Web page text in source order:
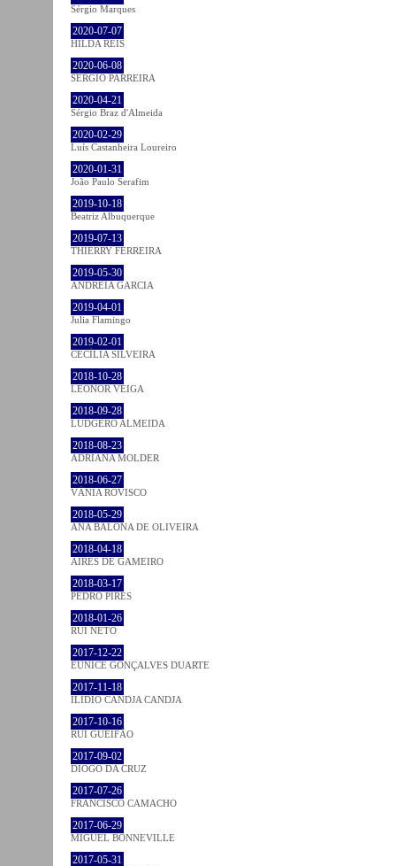
Sérgio Marques
2020-07-07
HILDA REIS
2020-06-08
SÉRGIO PARREIRA
2020-04-21
Sérgio Braz d'Almeida
2020-02-29
Luís Castanheira Loureiro
2020-01-31
João Paulo Serafim
2019-10-18
Beatriz Albuquerque
2019-07-13
THIERRY FERREIRA
2019-05-30
ANDREIA GARCIA
2019-04-01
Julia Flamingo
2019-02-01
CECÍLIA SILVEIRA
2018-10-28
LEONOR VEIGA
2018-09-28
LUDGERO ALMEIDA
2018-08-23
ADRIANA MOLDER
2018-06-27
VÂNIA ROVISCO
2018-05-29
ANA BALONA DE OLIVEIRA
2018-04-18
AIRES DE GAMEIRO
2018-03-17
PEDRO PIRES
2018-01-26
RUI NETO
2017-12-22
EUNICE GONÇALVES DUARTE
2017-11-18
ILIDIO CANDJA CANDJA
2017-10-16
RUI GUEIFÃO
2017-09-02
DIOGO DA CRUZ
2017-07-26
FRANCISCO CAMACHO
2017-06-29
MIGUEL BONNEVILLE
2017-05-31